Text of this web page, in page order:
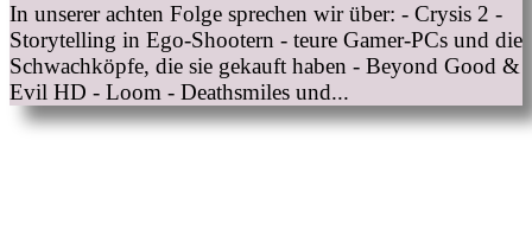
In unserer achten Folge sprechen wir über: - Crysis 2 -
Storytelling in Ego-Shootern - teure Gamer-PCs und die
Schwachköpfe, die sie gekauft haben - Beyond Good &
Evil HD - Loom - Deathsmiles und...